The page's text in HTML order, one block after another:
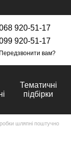
920-51-17
920-51-17
Передзвонити вам?
Тематичні
підбірки
шляпні поштучно